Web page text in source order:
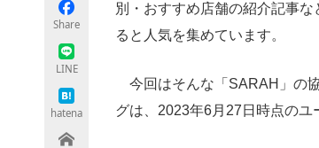
Share
LINE
hatena
別・おすすめ店舗の紹介記事
ると人気を集めています。
今回はそんな「SARAH」の
グは、2023年6月27日時点のユ